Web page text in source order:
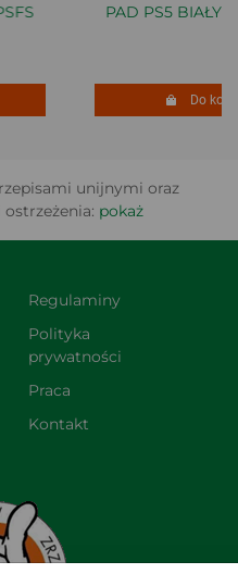
PAD PS5 BIAŁY
Do
unijnymi oraz
pokaż
Regulaminy
Polityka
prywatności
Praca
Kontakt